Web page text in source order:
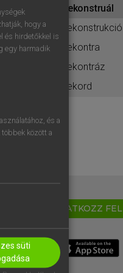
.
rekonstruál
rekonstrukció
rekontra
rekontráz
rekord
IRATKOZZ
hogy a
és hirdetőkkel is
egy harmadik
és a
között a
süti